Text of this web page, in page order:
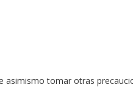
asimismo tomar otras